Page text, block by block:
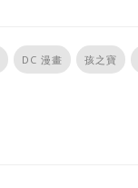
DC 漫畫 孩之寶